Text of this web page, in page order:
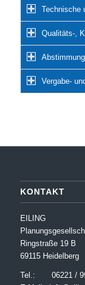
Technische
Qualitäts-,
Vergabe-
KONTAKT
EILING
Ringstraße 19 B
69115 Heidelberg
Tel.: 06221 /